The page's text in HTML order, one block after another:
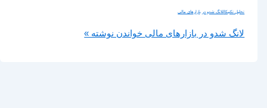
تحلیل تکنیکاللانگ شدو در بازارهای مالی
لانگ شدو در بازارهای مالیخواندن نوشته »